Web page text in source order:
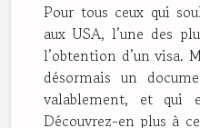
Pour tous ceux qui
aux USA, l’une des
l’obtention d’un visa.
désormais un
valablement, et qui
Découvrez-en plus à